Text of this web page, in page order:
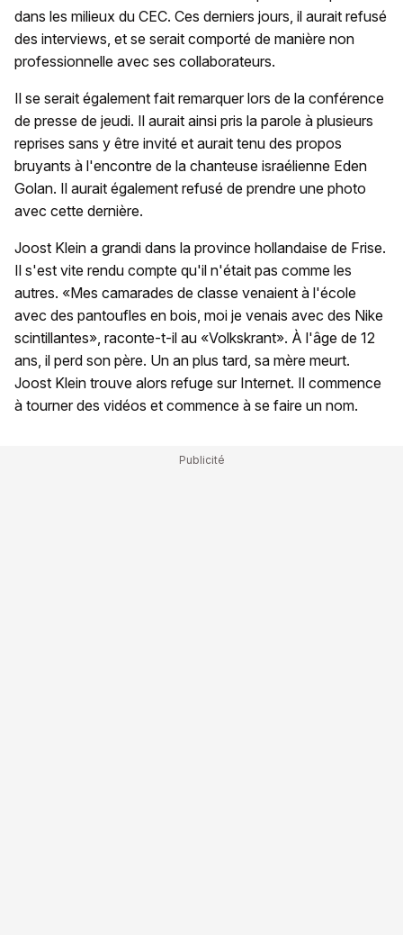
dans les milieux du CEC. Ces derniers jours, il aurait refusé
des interviews, et se serait comporté de manière non
professionnelle avec ses collaborateurs.
Il se serait également fait remarquer lors de la conférence
de presse de jeudi. Il aurait ainsi pris la parole à plusieurs
reprises sans y être invité et aurait tenu des propos
bruyants à l'encontre de la chanteuse israélienne Eden
Golan. Il aurait également refusé de prendre une photo
avec cette dernière.
Joost Klein a grandi dans la province hollandaise de Frise.
Il s'est vite rendu compte qu'il n'était pas comme les
autres. «Mes camarades de classe venaient à l'école
avec des pantoufles en bois, moi je venais avec des Nike
scintillantes», raconte-t-il au «Volkskrant». À l'âge de 12
ans, il perd son père. Un an plus tard, sa mère meurt.
Joost Klein trouve alors refuge sur Internet. Il commence
à tourner des vidéos et commence à se faire un nom.